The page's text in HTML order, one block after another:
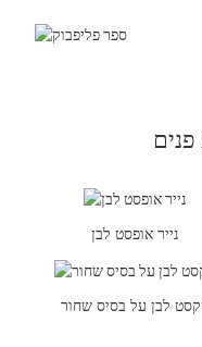
נייר אופסט לבן
לבן על בסיס שחור